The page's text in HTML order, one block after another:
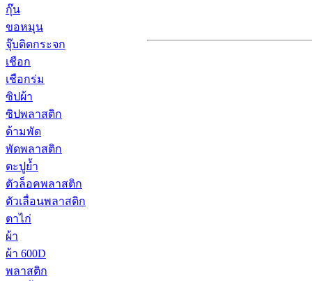
กุ๊น
ขอหมุน
จุ๊บติดกระจก
เชือก
เชือกร่ม
ซิปผ้า
ซิปพลาสติก
ด้ามพัด
พัดพลาสติก
ตะปูย้ำ
ตัวล็อคพลาสติก
ตัวเลื่อนพลาสติก
ตาไก่
ผ้า
ผ้า 600D
พลาสติก